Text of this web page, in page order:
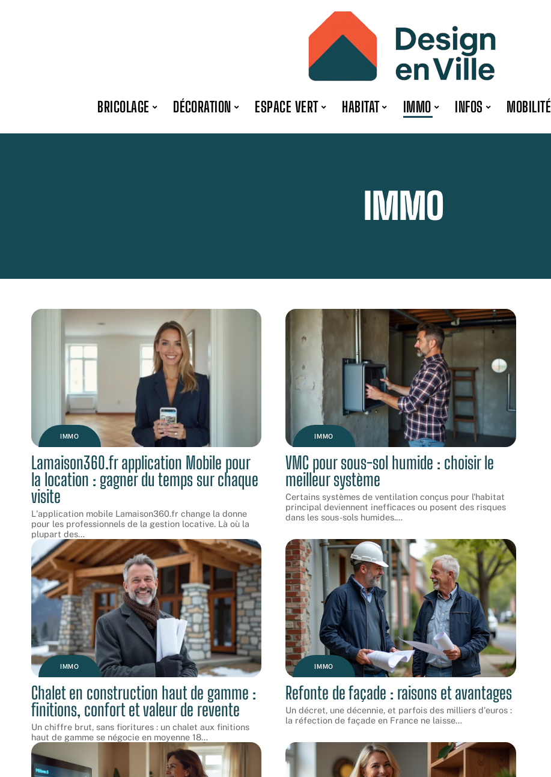
BRICOLAGE DÉCORATION ESPACE VERT HABITAT IMMO INFOS MOBILITÉ
IMMO
IMMO
Lamaison360.fr application Mobile pour
la location : gagner du temps sur chaque
visite
L'application mobile Lamaison360.fr change la donne
pour les professionnels de la gestion locative. Là où la
plupart des…
IMMO
VMC pour sous-sol humide : choisir le
meilleur système
Certains systèmes de ventilation conçus pour l'habitat
principal deviennent inefficaces ou posent des risques
dans les sous-sols humides.…
IMMO
Chalet en construction haut de gamme :
finitions, confort et valeur de revente
Un chiffre brut, sans fioritures : un chalet aux finitions
haut de gamme se négocie en moyenne 18…
IMMO
Refonte de façade : raisons et avantages
Un décret, une décennie, et parfois des milliers d'euros :
la réfection de façade en France ne laisse…